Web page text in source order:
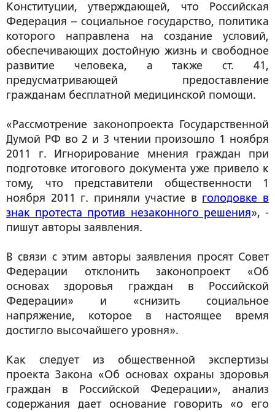
Конституции, утверждающей, что Российская
Федерация – социальное государство, политика
которого направлена на создание условий,
обеспечивающих достойную жизнь и свободное
развитие человека, а также ст. 41,
предусматривающей предоставление
гражданам бесплатной медицинской помощи.
«Рассмотрение законопроекта Государственной
Думой РФ во 2 и 3 чтении произошло 1 ноября
2011 г. Игнорирование мнения граждан при
подготовке итогового документа уже привело к
тому, что представители общественности 1
ноября 2011 г. приняли участие в голодовке в
знак протеста против незаконного решения», -
пишут авторы заявления.
В связи с этим авторы заявления просят Совет
Федерации отклонить законопроект «Об
основах здоровья граждан в Российской
Федерации» и «снизить социальное
напряжение, которое в настоящее время
достигло высочайшего уровня».
Как следует из общественной экспертизы
проекта Закона «Об основах охраны здоровья
граждан в Российской Федерации», анализ
содержания дает основание говорить «о его